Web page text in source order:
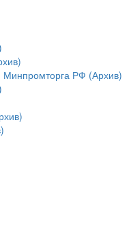
Минпромторга РФ (Архив)